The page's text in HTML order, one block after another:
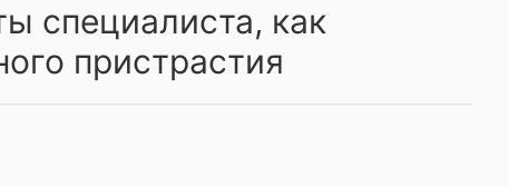
специалиста, как
пристрастия